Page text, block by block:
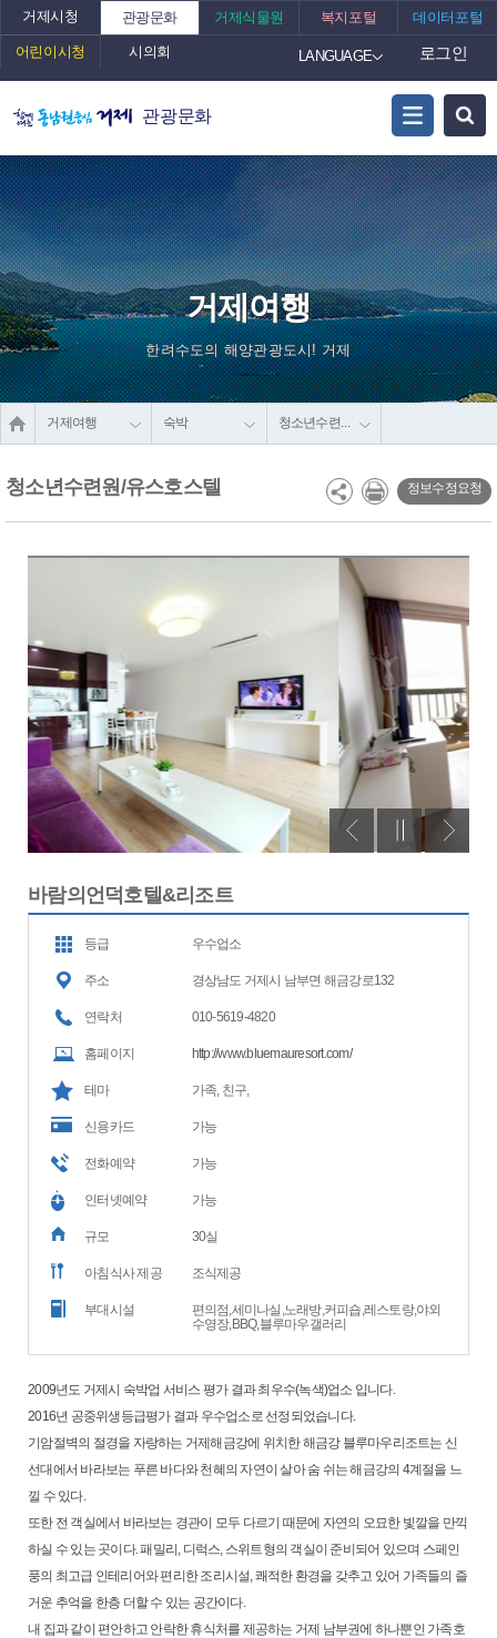
거제시청 관광문화 거제식물원 복지포털 데이터포털
어린이시청 시의회 LANGUAGE 로그인
관광문화
거제여행
한려수도의 해양관광도시! 거제
거제여행 숙박 청소년수련원/유스호스텔
청소년수련원/유스호스텔 정보수정요청
바람의언덕호텔&리조트
등급 우수업소
주소 경상남도 거제시 남부면 해금강로132
연락처 010-5619-4820
홈페이지 http://www.bluemauresort.com/
테마 가족, 친구,
신용카드 가능
전화예약 가능
인터넷예약 가능
규모 30실
아침식사 제공 조식제공
부대시설
편의점,세미나실,노래방,커피숍,레스토랑,야외
수영장,BBQ,블루마우갤러리
2009년도 거제시 숙박업 서비스 평가 결과 최우수(녹색)업소 입니다.
2016년 공중위생등급평가 결과 우수업소로 선정되었습니다.
기암절벽의 절경을 자랑하는 거제해금강에 위치한 해금강 블루마우리조트는 신
선대에서 바라보는 푸른 바다와 천혜의 자연이 살아 숨 쉬는 해금강의 4계절을 느
낄 수 있다.
또한 전 객실에서 바라보는 경관이 모두 다르기 때문에 자연의 오묘한 빛깔을 만끽
하실 수 있는 곳이다. 패밀리, 디럭스, 스위트형의 객실이 준비되어 있으며 스페인
풍의 최고급 인테리어와 편리한 조리시설, 쾌적한 환경을 갖추고 있어 가족들의 즐
거운 추억을 한층 더할 수 있는 공간이다.
내 집과 같이 편안하고 안락한 휴식처를 제공하는 거제 남부권에 하나뿐인 가족호